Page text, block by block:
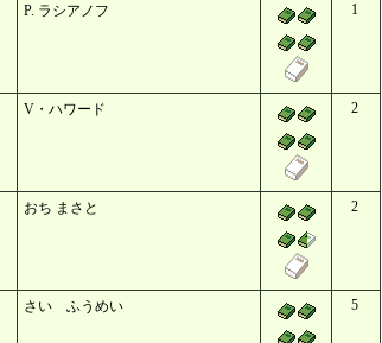
P. ラシアノフ 1
V・ハワード 2
おち まさと 2
さい ふうめい 5